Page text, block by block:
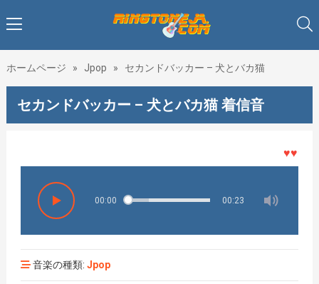
ホームページ » Jpop » セカンドバッカー – 犬とバカ猫
セカンドバッカー – 犬とバカ猫 着信音
♥♥♥着メ
00:00 00:23
音楽の種類: Jpop